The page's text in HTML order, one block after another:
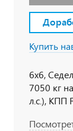
Купить
6х6,
7050 кг
л.с.), КПП